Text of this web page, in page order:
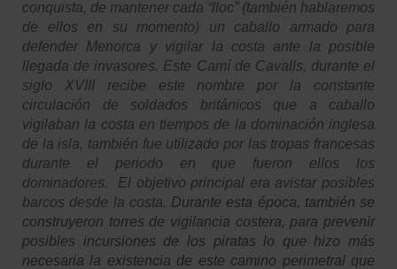
conquista, de mantener cada “lloc” (también hablaremos
de ellos en su momento) un caballo armado para
defender Menorca y vigilar la costa ante la posible
llegada de invasores. Este Camí de Cavalls, durante el
siglo XVIII recibe este nombre por la constante
circulación de soldados británicos que a caballo
vigilaban la costa en tiempos de la dominación inglesa
de la isla, también fue utilizado por las tropas francesas
durante el periodo en que fueron ellos los
dominadores. El objetivo principal era avistar posibles
barcos desde la costa. Durante esta época, también se
construyeron torres de vigilancia costera, para prevenir
posibles incursiones de los piratas lo que hizo más
necesaria la existencia de este camino perimetral que